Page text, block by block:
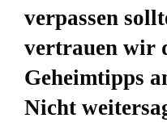
verpassen
vertrauen wir
Geheimtipps
Nicht